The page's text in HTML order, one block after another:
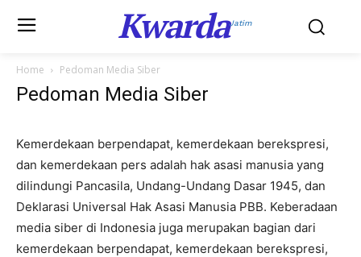
KwardaJatim
Home Pedoman Media Siber
Pedoman Media Siber
Kemerdekaan berpendapat, kemerdekaan berekspresi,
dan kemerdekaan pers adalah hak asasi manusia yang
dilindungi Pancasila, Undang-Undang Dasar 1945, dan
Deklarasi Universal Hak Asasi Manusia PBB. Keberadaan
media siber di Indonesia juga merupakan bagian dari
kemerdekaan berpendapat, kemerdekaan berekspresi,